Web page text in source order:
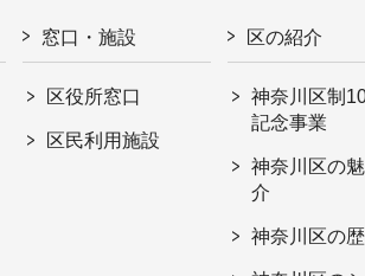
窓口・施設
区役所窓口
区民利用施設
区の紹介
神奈川区制
記念事業
神奈川区の
介
神奈川区の